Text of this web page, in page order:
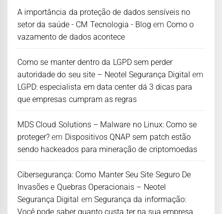
A importância da proteção de dados sensíveis no
setor da saúde - CM Tecnologia - Blog em Como o
vazamento de dados acontece
Como se manter dentro da LGPD sem perder
autoridade do seu site – Neotel Segurança Digital em
LGPD: especialista em data center dá 3 dicas para
que empresas cumpram as regras
MDS Cloud Solutions – Malware no Linux: Como se
proteger? em Dispositivos QNAP sem patch estão
sendo hackeados para mineração de criptomoedas
Cibersegurança: Como Manter Seu Site Seguro De
Invasões e Quebras Operacionais – Neotel
Segurança Digital em Segurança da informação:
Você pode saber quanto custa ter na sua empresa,